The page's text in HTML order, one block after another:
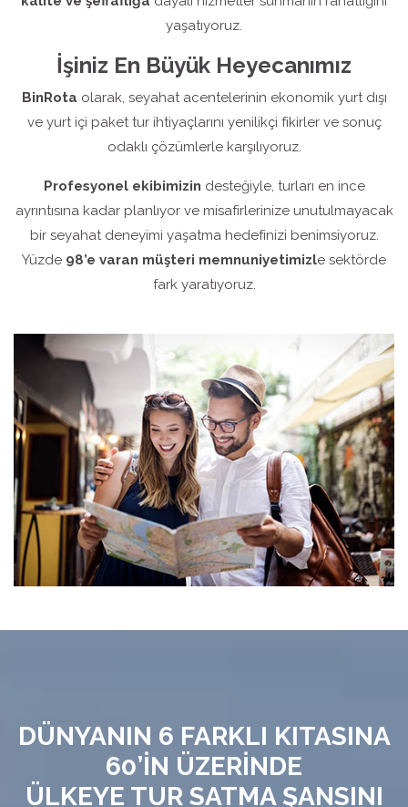
yaşatıyoruz.
İşiniz En Büyük Heyecanımız
BinRota olarak, seyahat acentelerinin ekonomik yurt dışı
ve yurt içi paket tur ihtiyaçlarını yenilikçi fikirler ve sonuç
odaklı çözümlerle karşılıyoruz.
Profesyonel ekibimizin desteğiyle, turları en ince
ayrıntısına kadar planlıyor ve misafirlerinize unutulmayacak
bir seyahat deneyimi yaşatma hedefinizi benimsiyoruz.
Yüzde 98’e varan müşteri memnuniyetimizle sektörde
fark yaratıyoruz.
DÜNYANIN 6 FARKLI KITASINA
60’İN ÜZERİNDE
ÜLKEYE TUR SATMA ŞANSINI